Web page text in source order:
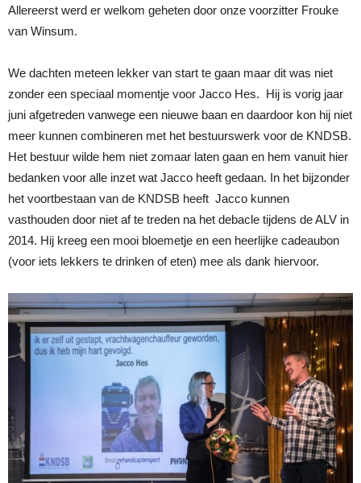
Allereerst werd er welkom geheten door onze voorzitter Frouke
van Winsum.
We dachten meteen lekker van start te gaan maar dit was niet
zonder een speciaal momentje voor Jacco Hes. Hij is vorig jaar
juni afgetreden vanwege een nieuwe baan en daardoor kon hij niet
meer kunnen combineren met het bestuurswerk voor de KNDSB.
Het bestuur wilde hem niet zomaar laten gaan en hem vanuit hier
bedanken voor alle inzet wat Jacco heeft gedaan. In het bijzonder
het voortbestaan van de KNDSB heeft Jacco kunnen
vasthouden door niet af te treden na het debacle tijdens de ALV in
2014. Hij kreeg een mooi bloemetje en een heerlijke cadeaubon
(voor iets lekkers te drinken of eten) mee als dank hiervoor.